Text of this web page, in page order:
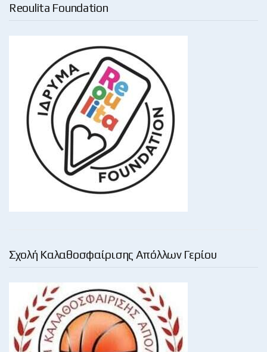
Reoulita Foundation
Σχολή Καλαθοσφαίρισης Απόλλων Γερίου